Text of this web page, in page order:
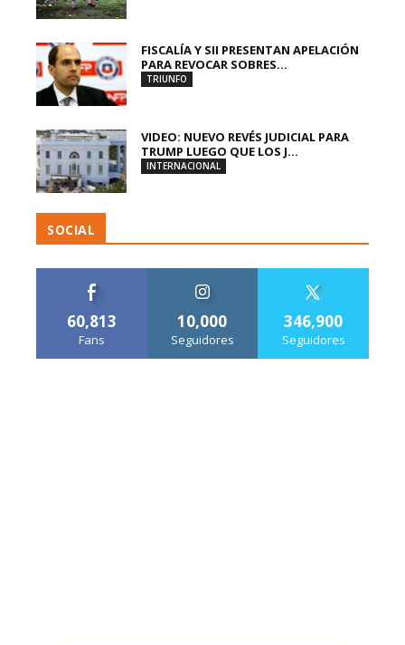
FISCALÍA Y SII PRESENTAN APELACIÓN
PARA REVOCAR SOBRES...
TRIUNFO
VIDEO: NUEVO REVÉS JUDICIAL PARA
TRUMP LUEGO QUE LOS J...
INTERNACIONAL
SOCIAL
60,813
Fans
10,000
Seguidores
346,900
Seguidores